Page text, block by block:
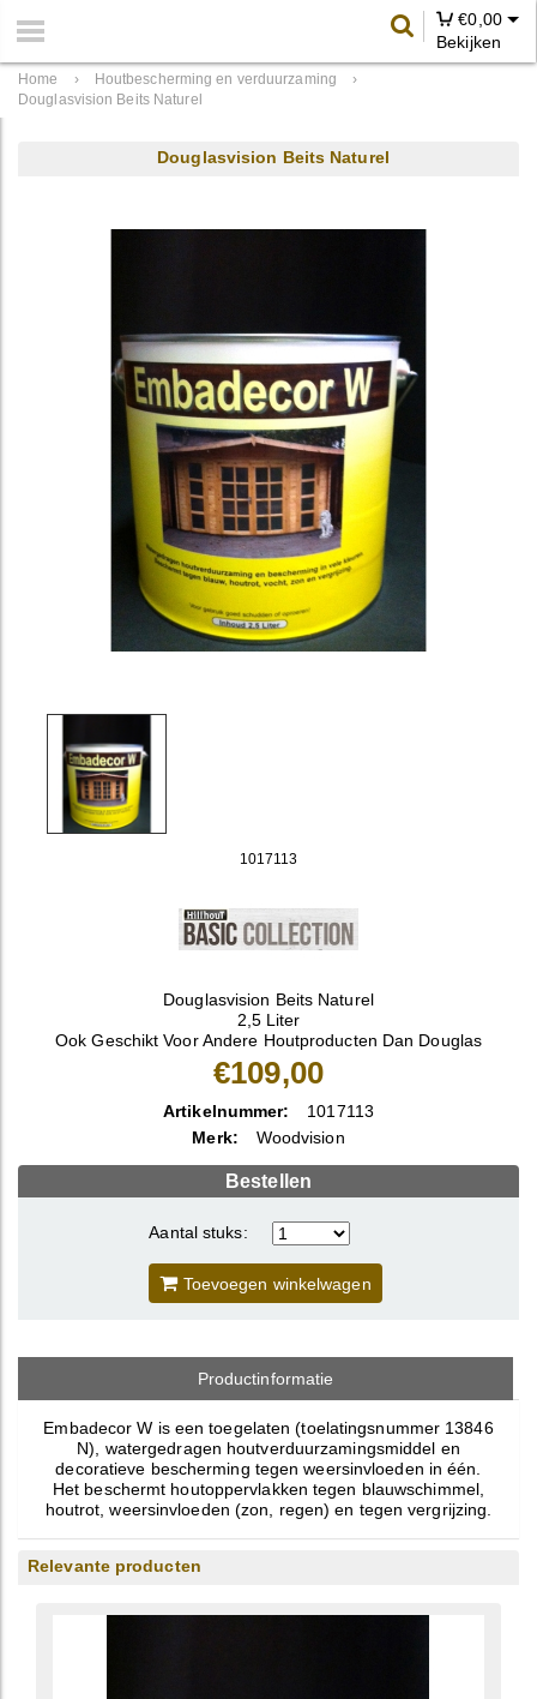
€0,00
Bekijken
Home › Houtbescherming en verduurzaming
›
Douglasvision Beits Naturel
Douglasvision Beits Naturel
1017113
Douglasvision Beits Naturel
2,5 Liter
Ook Geschikt Voor Andere Houtproducten Dan Douglas
€109,00
Artikelnummer:
1017113
Merk:
Woodvision
Bestellen
Aantal stuks:
Toevoegen winkelwagen
Productinformatie
Embadecor W is een toegelaten (toelatingsnummer 13846
N), watergedragen houtverduurzamingsmiddel en
decoratieve bescherming tegen weersinvloeden in één.
Het beschermt houtoppervlakken tegen blauwschimmel,
houtrot, weersinvloeden (zon, regen) en tegen vergrijzing.
Relevante producten